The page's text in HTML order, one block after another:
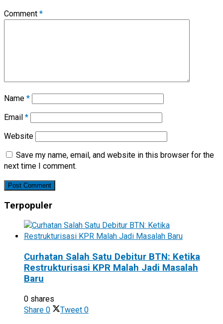
Comment *
Name *
Email *
Website
Save my name, email, and website in this browser for the
next time I comment.
Terpopuler
Curhatan Salah Satu Debitur BTN: Ketika
Restrukturisasi KPR Malah Jadi Masalah
Baru
0 shares
Share 0 Tweet 0